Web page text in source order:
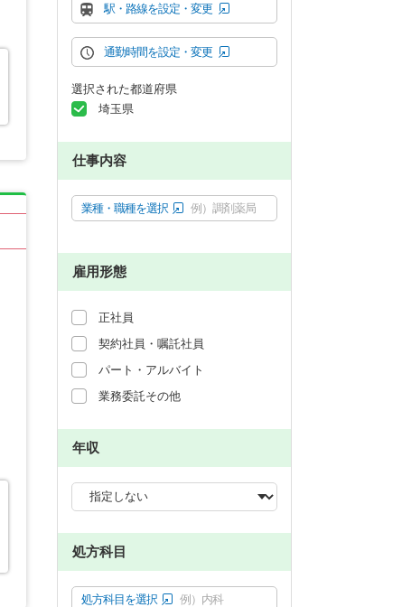
駅・路線を設定・変更
通勤時間を設定・変更
選択された都道府県
埼玉県
仕事内容
業種・職種を選択 例）調剤薬局
雇用形態
正社員
契約社員・嘱託社員
パート・アルバイト
業務委託その他
年収
処方科目
処方科目を選択 例）内科